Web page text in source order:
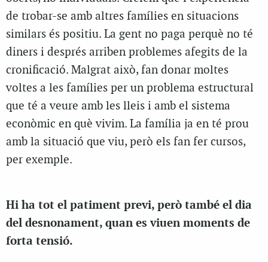
de trobar-se amb altres famílies en situacions
similars és positiu. La gent no paga perquè no té
diners i després arriben problemes afegits de la
cronificació. Malgrat això, fan donar moltes
voltes a les famílies per un problema estructural
que té a veure amb les lleis i amb el sistema
econòmic en què vivim. La família ja en té prou
amb la situació que viu, però els fan fer cursos,
per exemple.
Hi ha tot el patiment previ, però també el dia
del desnonament, quan es viuen moments de
forta tensió.